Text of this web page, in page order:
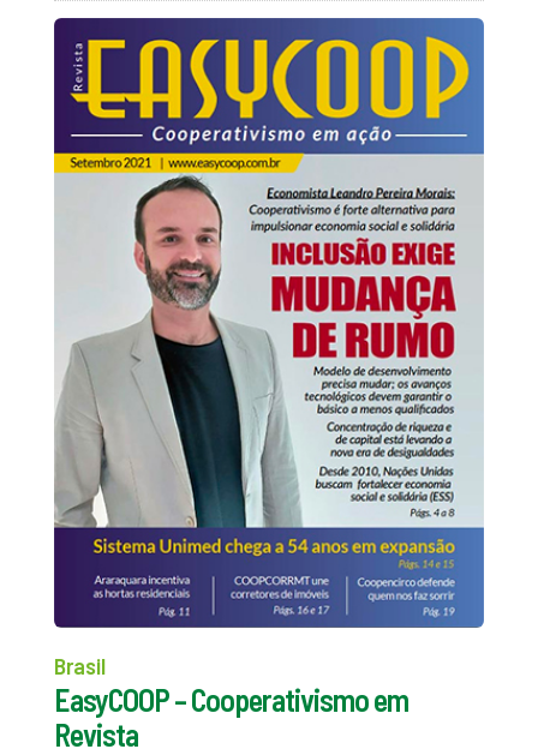
Brasil
EasyCOOP – Cooperativismo em
Revista